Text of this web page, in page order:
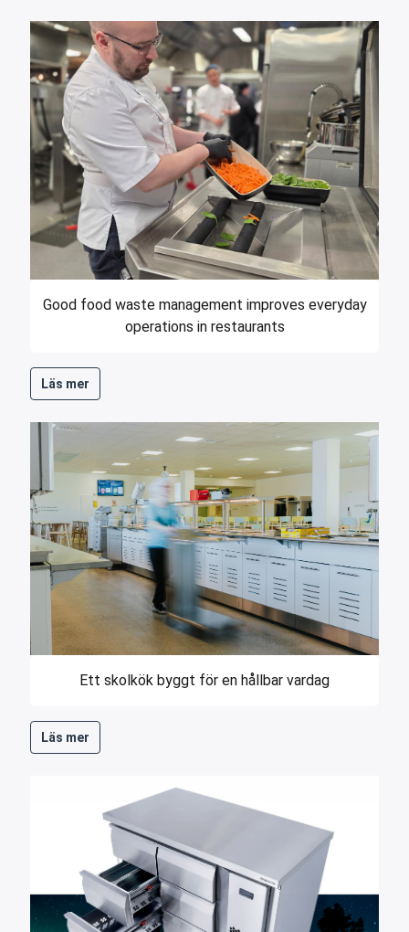
Good food waste management improves everyday
operations in restaurants
Läs mer
Ett skolkök byggt för en hållbar vardag
Läs mer